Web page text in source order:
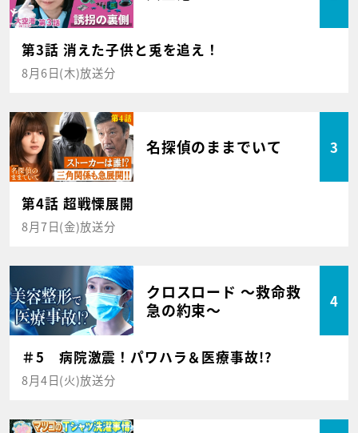
第3話 消えた子供と兎を追え！
8月6日(木)放送分
名探偵のままでいて 3
第4話 超戦慄展開
8月7日(金)放送分
クロスロード ～救命救
急の約束～
4
＃5 病院激震！パワハラ＆医療事故!?
8月4日(火)放送分